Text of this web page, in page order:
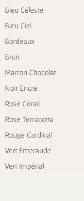
Bleu Céleste
Bleu Ciel
Bordeaux
Brun
Marron Chocolat
Noir Encre
Rose Corail
Rose Terracotta
Rouge Cardinal
Vert Émeraude
Vert Impérial